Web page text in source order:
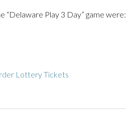
“Delaware Play 3 Day” game were:
Lottery Tickets